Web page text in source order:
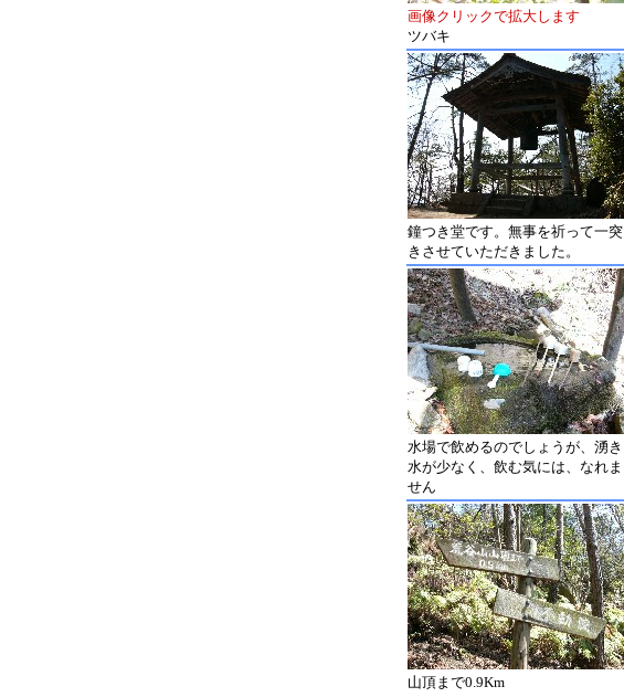
画像クリックで拡大します
ツバキ
鐘つき堂です。無事を祈って一突
きさせていただきました。
水場で飲めるのでしょうが、湧き
水が少なく、飲む気には、なれま
せん
山頂まで0.9Km